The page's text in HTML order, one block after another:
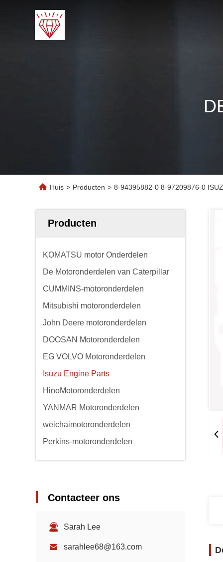
Huis > Producten > 8-94395882-0 8-97209876-0
Producten
KOMATSU motor Onderdelen
De Motoronderdelen van Caterpillar
CUMMINS-motoronderdelen
Mitsubishi motoronderdelen
John Deere motoronderdelen
DOOSAN Motoronderdelen
EG VOLVO Motoronderdelen
Isuzu Engine Parts
HinoMotoronderdelen
YANMAR Motoronderdelen
weichaimotoronderdelen
Perkins-motoronderdelen
Contacteer ons
Sarah Lee
sarahlee68@163.com